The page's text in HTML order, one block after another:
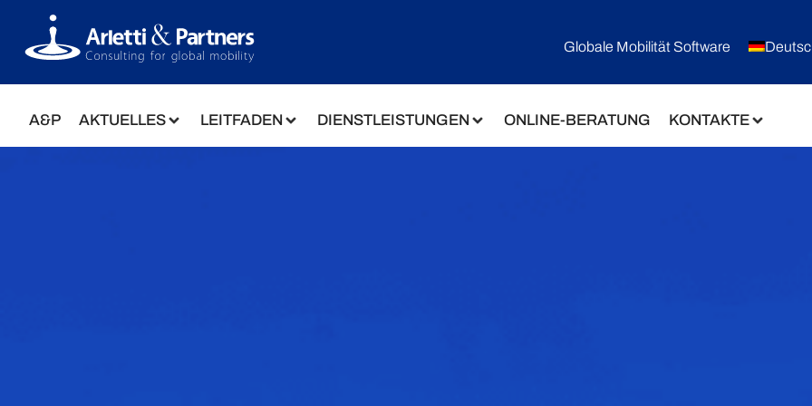
Globale Mobilität Software
A&P AKTUELLES LEITFADEN DIENSTLEISTUNGEN ONLINE-BERATUNG KONTAKTE